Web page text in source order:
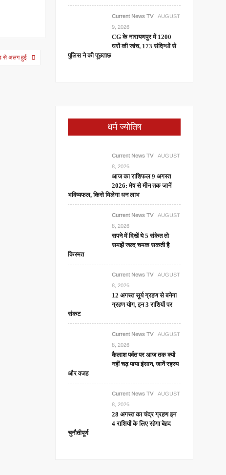
से अलग हुई
Current News TV
AUGUST
9, 2026
CG के नारायणपुर में 1200
घरों की जांच, 173 संदिग्धों से
पुलिस ने की पूछताछ
धर्म ज्योतिष
Current News TV
AUGUST
8, 2026
आज का राशिफल 9 अगस्त
2026: मेष से मीन तक जानें
भविष्यफल, किसे मिलेगा धन लाभ
Current News TV
AUGUST
8, 2026
सपने में दिखें ये 5 संकेत तो
समझें जल्द चमक सकती है
किस्मत
Current News TV
AUGUST
8, 2026
12 अगस्त सूर्य ग्रहण से बनेगा
ग्रहण योग, इन 3 राशियों पर
संकट
Current News TV
AUGUST
8, 2026
कैलाश पर्वत पर आज तक क्यों
नहीं चढ़ पाया इंसान, जानें रहस्य
और वजह
Current News TV
AUGUST
8, 2026
28 अगस्त का चंद्र ग्रहण इन
4 राशियों के लिए रहेगा बेहद
चुनौतीपूर्ण